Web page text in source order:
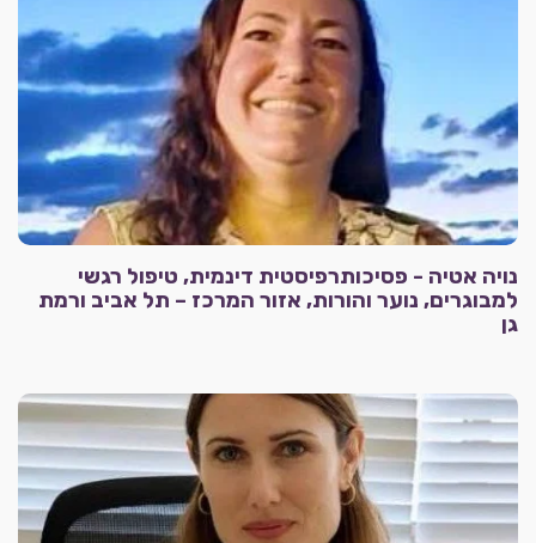
נויה אטיה - פסיכותרפיסטית דינמית, טיפול רגשי
למבוגרים, נוער והורות, אזור המרכז – תל אביב ורמת
גן